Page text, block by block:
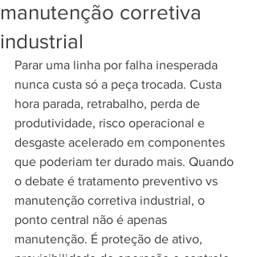
manutenção corretiva
industrial
Parar uma linha por falha inesperada
nunca custa só a peça trocada. Custa
hora parada, retrabalho, perda de
produtividade, risco operacional e
desgaste acelerado em componentes
que poderiam ter durado mais. Quando
o debate é tratamento preventivo vs
manutenção corretiva industrial, o
ponto central não é apenas
manutenção. É proteção de ativo,